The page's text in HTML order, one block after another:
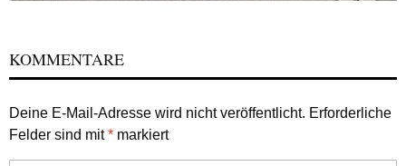
KOMMENTARE
Deine E-Mail-Adresse wird nicht veröffentlicht. Erforderliche
Felder sind mit* markiert